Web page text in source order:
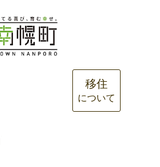
移住
について